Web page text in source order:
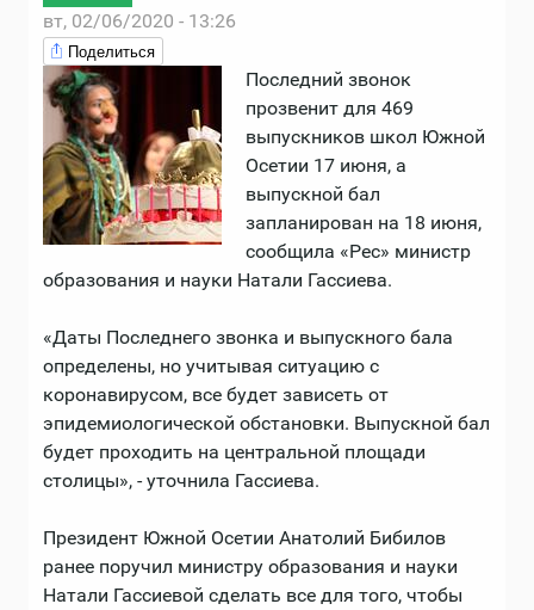
вт, 02/06/2020 - 13:26
Поделиться
Последний звонок
прозвенит для 469
выпускников школ Южной
Осетии 17 июня, а
выпускной бал
запланирован на 18 июня,
сообщила «Рес» министр
образования и науки Натали Гассиева.
«Даты Последнего звонка и выпускного бала
определены, но учитывая ситуацию с
коронавирусом, все будет зависеть от
эпидемиологической обстановки. Выпускной бал
будет проходить на центральной площади
столицы», - уточнила Гассиева.
Президент Южной Осетии Анатолий Бибилов
ранее поручил министру образования и науки
Натали Гассиевой сделать все для того, чтобы